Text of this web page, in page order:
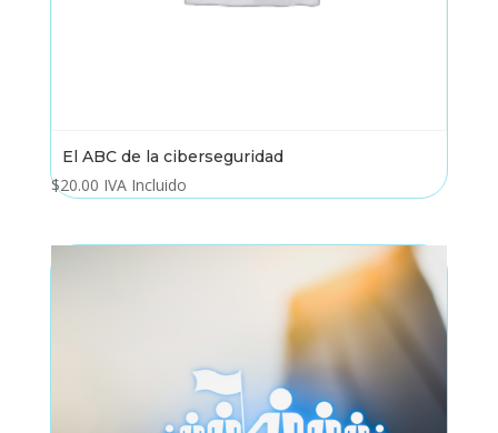
El ABC de la ciberseguridad
$20.00 IVA Incluido